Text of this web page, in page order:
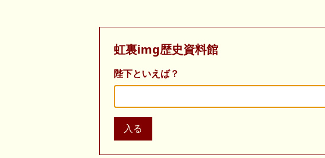
虹裏img歴史資料館
陛下といえば？
入る